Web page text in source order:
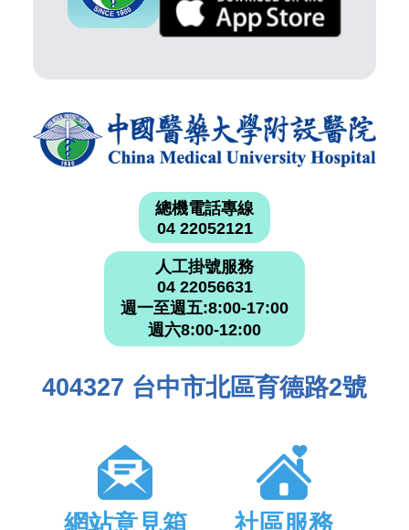
總機電話專線
04 22052121
人工掛號服務
04 22056631
週一至週五:8:00-17:00
週六8:00-12:00
404327 台中市北區育德路2號
網站意見箱 社區服務